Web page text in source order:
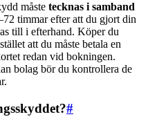
måste tecknas i samband
timmar efter att du gjort din
till i efterhand. Köper du
att du måste betala en
redan vid bokningen.
bolag bör du kontrollera de
#